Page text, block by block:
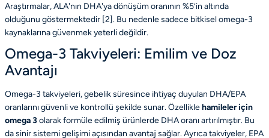
Araştırmalar, ALA'nın DHA'ya dönüşüm oranının %5’in altında
olduğunu göstermektedir [2]. Bu nedenle sadece bitkisel omega-3
kaynaklarına güvenmek yeterli değildir.
Omega-3 Takviyeleri: Emilim ve Doz
Avantajı
Omega-3 takviyeleri, gebelik süresince ihtiyaç duyulan DHA/EPA
oranlarını güvenli ve kontrollü şekilde sunar. Özelliklehamileler için
omega 3olarak formüle edilmiş ürünlerde DHA oranı artırılmıştır. Bu
da sinir sistemi gelişimi açısından avantaj sağlar. Ayrıca takviyeler, EPA